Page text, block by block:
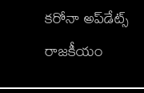
కరోనా అప్‌డేట్స్
రాజకీయం